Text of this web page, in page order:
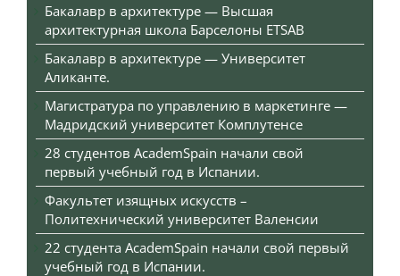
Бакалавр в архитектуре — Высшая
архитектурная школа Барселоны ETSAB
Бакалавр в архитектуре — Университет
Аликанте.
Магистратура по управлению в маркетинге —
Мадридский университет Комплутенсе
28 студентов AcademSpain начали свой
первый учебный год в Испании.
Факультет изящных искусств –
Политехнический университет Валенсии
22 студента AcademSpain начали свой первый
учебный год в Испании.